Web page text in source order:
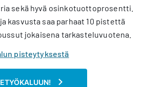
sekä hyvä osinkotuottoprosentti.
kasvusta saa parhaat 10 pistettä
jokaisena tarkasteluvuotena.
pisteytyksestä